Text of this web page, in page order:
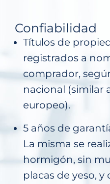
Confiabilidad
Títulos de
registrados a
comprador,
nacional (similar
europeo).
5 años de
La misma se
hormigón, sin
placas de yeso,